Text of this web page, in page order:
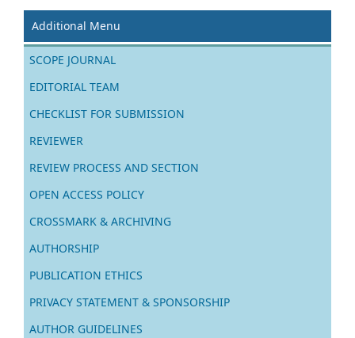
Additional Menu
SCOPE JOURNAL
EDITORIAL TEAM
CHECKLIST FOR SUBMISSION
REVIEWER
REVIEW PROCESS AND SECTION
OPEN ACCESS POLICY
CROSSMARK & ARCHIVING
AUTHORSHIP
PUBLICATION ETHICS
PRIVACY STATEMENT & SPONSORSHIP
AUTHOR GUIDELINES